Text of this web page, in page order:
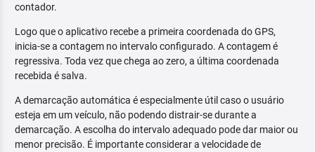
contador.
Logo que o aplicativo recebe a primeira coordenada do GPS,
inicia-se a contagem no intervalo configurado. A contagem é
regressiva. Toda vez que chega ao zero, a última coordenada
recebida é salva.
A demarcação automática é especialmente útil caso o usuário
esteja em um veículo, não podendo distrair-se durante a
demarcação. A escolha do intervalo adequado pode dar maior ou
menor precisão. É importante considerar a velocidade de